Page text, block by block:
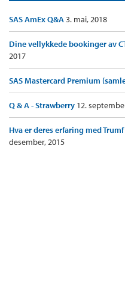
SAS AmEx Q&A3. mai, 2018
Dine vellykkede bookinger av
2017
SAS Mastercard Premium
Q & A - Strawberry 12.
Hva er deres erfaring med
desember, 2015